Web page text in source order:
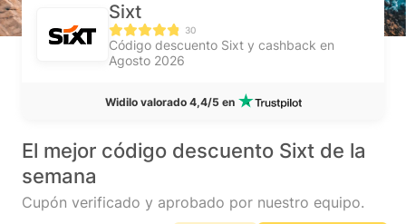
Sixt
30
Código descuento Sixt y cashback en
Agosto 2026
Widilo valorado 4,4/5 en
El mejor código descuento Sixt de la
semana
Cupón verificado y aprobado por nuestro equipo.